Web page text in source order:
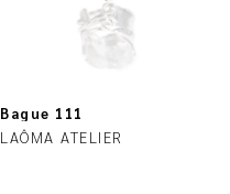
Bague 111
LAÔMA ATELIER